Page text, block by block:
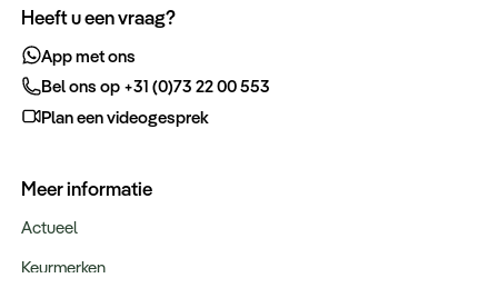
Heeft u een vraag?
App met ons
Bel ons op +31 (0)73 22 00 553
Plan een videogesprek
Meer informatie
Actueel
Keurmerken